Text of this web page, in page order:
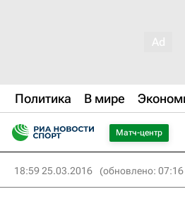
Политика В мире
Матч-центр
18:59 25.03.2016 (обновлено: